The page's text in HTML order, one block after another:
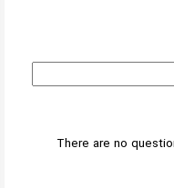
There are no